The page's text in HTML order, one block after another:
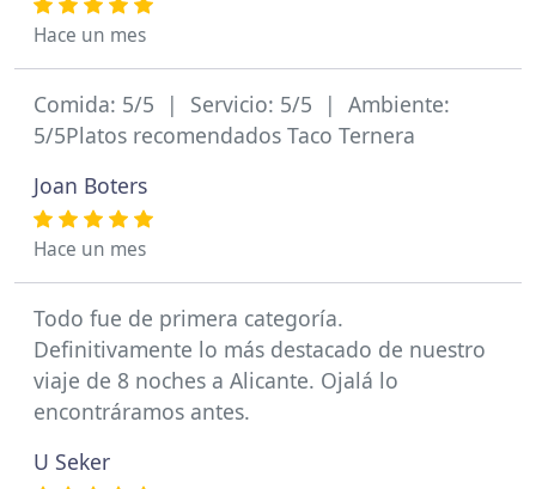
Hace un mes
Comida: 5/5 | Servicio: 5/5 | Ambiente:
5/5Platos recomendados Taco Ternera
Joan Boters
Hace un mes
Todo fue de primera categoría.
Definitivamente lo más destacado de nuestro
viaje de 8 noches a Alicante. Ojalá lo
encontráramos antes.
U Seker